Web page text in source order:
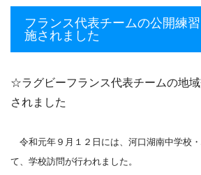
フランス代表チームの公開練
施されました
☆ラグビーフランス代表チームの地
されました
令和元年９月１２日には、河口湖南中学校
て、学校訪問が行われました。